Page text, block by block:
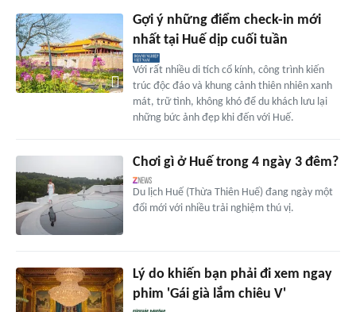
Gợi ý những điểm check-in mới
nhất tại Huế dịp cuối tuần
Với rất nhiều di tích cổ kính, công trình kiến
trúc độc đáo và khung cảnh thiên nhiên xanh
mát, trữ tình, không khó để du khách lưu lại
những bức ảnh đẹp khi đến với Huế.
Chơi gì ở Huế trong 4 ngày 3 đêm?
Du lịch Huế (Thừa Thiên Huế) đang ngày một
đổi mới với nhiều trải nghiệm thú vị.
Lý do khiến bạn phải đi xem ngay
phim 'Gái già lắm chiêu V'